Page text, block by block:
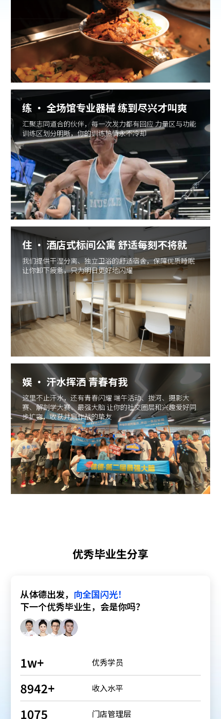
练 · 全场馆专业器械 练到尽兴才叫爽
汇聚志同道合的伙伴，每一次发力都有回应 力量区与功能
训练区划分明晰，你的训练热情永不冷却
住 · 酒店式标间公寓 舒适每刻不将就
我们提供干湿分离、独立卫浴的舒适宿舍，保障优质睡眠
让你卸下疲惫，只为明日更好地闪耀
娱 · 汗水挥洒 青春有我
这里不止汗水，还有青春闪耀 端午活动、拔河、摄影大
赛、解剖学大赛、最强大脑 让你的社交圈层和兴趣爱好同
步扩容，收获并肩作战的挚友
优秀毕业生分享
从体德出发， 向全国闪光！
下一个优秀毕业生，会是你吗？
1w+ 优秀学员
9000+ 收入水平
1082 门店管理层